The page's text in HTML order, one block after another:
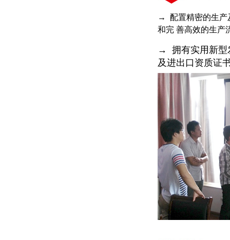
→ 配置精密的生产
和完 善高效的生产
→ 拥有实用新型
及进出口资质